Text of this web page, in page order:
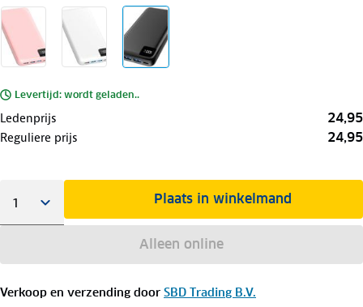
Levertijd: wordt geladen..
Ledenprijs 24,95
Reguliere prijs 24,95
Plaats in winkelmand
Alleen online
Verkoop en verzending door SBD Trading B.V.